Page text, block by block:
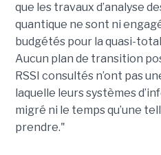
que les travaux d’analyse
quantique ne sont ni
budgétés pour la quasi-
Aucun plan de transition
RSSI consultés n’ont pas
laquelle leurs systèmes
migré ni le temps qu’une
prendre."